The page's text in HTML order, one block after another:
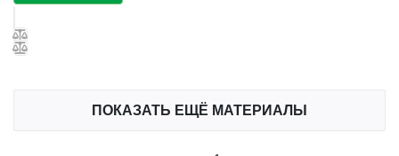
ПОКАЗАТЬ ЕЩЁ МАТЕРИАЛЫ